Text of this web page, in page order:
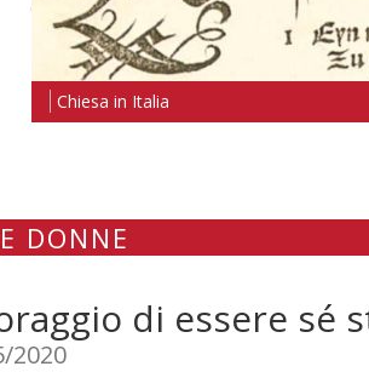
Chiesa in Italia
DONNE
di essere sé
2020